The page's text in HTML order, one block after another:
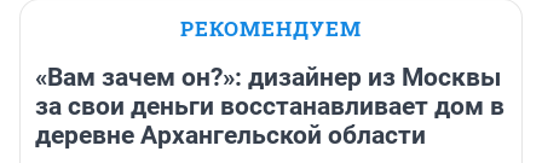
РЕКОМЕНДУЕМ
«Вам зачем он?»: дизайнер из Москвы
за свои деньги восстанавливает дом в
деревне Архангельской области